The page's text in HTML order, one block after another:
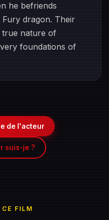
he befriends
dragon. Their
true nature of
foundations of
de l'acteur
suis-je ?
CE FILM